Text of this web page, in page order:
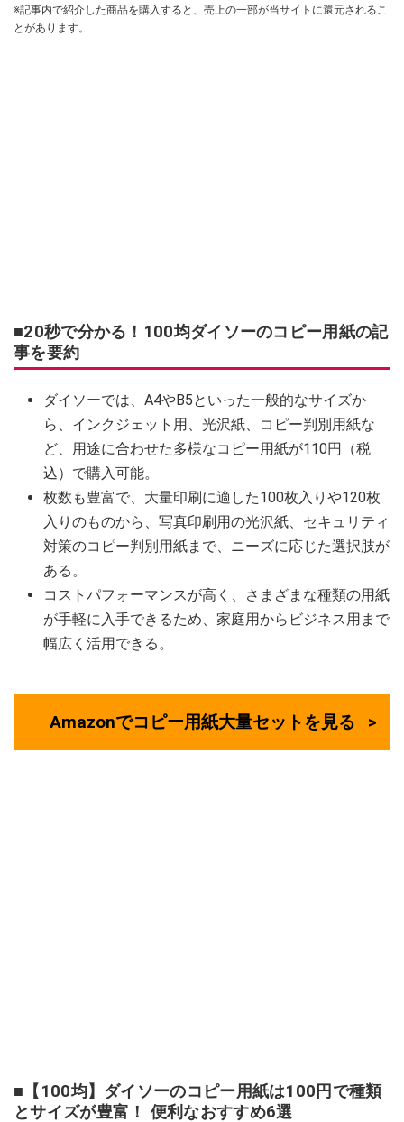
※記事内で紹介した商品を購入すると、売上の一部が当サイトに還元されるこ
とがあります。
■20秒で分かる！100均ダイソーのコピー用紙の記
事を要約
ダイソーでは、A4やB5といった一般的なサイズか
ら、インクジェット用、光沢紙、コピー判別用紙な
ど、用途に合わせた多様なコピー用紙が110円（税
込）で購入可能。
枚数も豊富で、大量印刷に適した100枚入りや120枚
入りのものから、写真印刷用の光沢紙、セキュリティ
対策のコピー判別用紙まで、ニーズに応じた選択肢が
ある。
コストパフォーマンスが高く、さまざまな種類の用紙
が手軽に入手できるため、家庭用からビジネス用まで
幅広く活用できる。
Amazonでコピー用紙大量セットを見る
■【100均】ダイソーのコピー用紙は100円で種類
とサイズが豊富！ 便利なおすすめ6選